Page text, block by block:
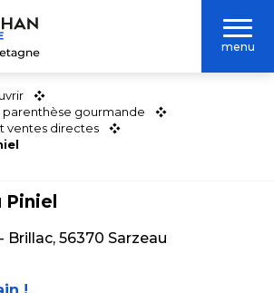
menu
parenthèse gourmande
ventes directes
Brillac, 56370 Sarzeau